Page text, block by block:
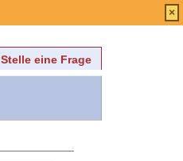
Stelle eine Frage
×